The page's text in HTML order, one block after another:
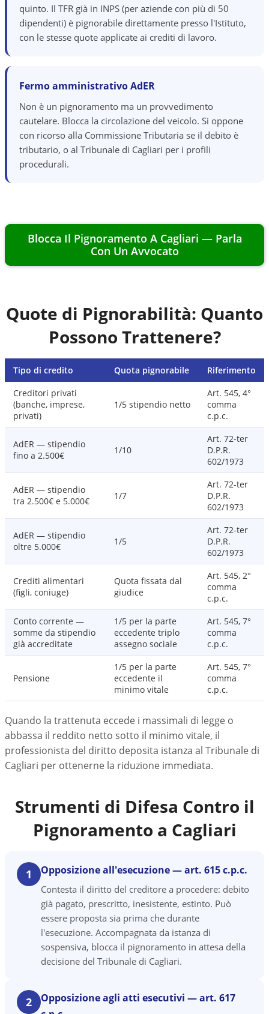
quinto. Il TFR già in INPS (per aziende con più di 50
dipendenti) è pignorabile direttamente presso l'Istituto,
con le stesse quote applicate ai crediti di lavoro.
Fermo amministrativo AdER
Non è un pignoramento ma un provvedimento
cautelare. Blocca la circolazione del veicolo. Si oppone
con ricorso alla Commissione Tributaria se il debito è
tributario, o al Tribunale di Cagliari per i profili
procedurali.
Blocca Il Pignoramento A Cagliari — Parla
Con Un Avvocato
Quote di Pignorabilità: Quanto
Possono Trattenere?
Tipo di credito Quota pignorabile
Riferimento
Creditori privati
(banche, imprese,
privati)
1/5 stipendio netto
Art. 545, 4°
comma
c.p.c.
AdER — stipendio
fino a 2.500€
1/10
Art. 72-ter
D.P.R.
602/1973
AdER — stipendio
tra 2.500€ e 5.000€
1/7
Art. 72-ter
D.P.R.
602/1973
AdER — stipendio
oltre 5.000€
1/5
Art. 72-ter
D.P.R.
602/1973
Crediti alimentari
(figli, coniuge)
Quota fissata dal
giudice
Art. 545, 2°
comma
c.p.c.
Conto corrente —
somme da stipendio
già accreditate
1/5 per la parte
eccedente triplo
assegno sociale
Art. 545, 7°
comma
c.p.c.
Pensione
1/5 per la parte
eccedente il
minimo vitale
Art. 545, 7°
comma
c.p.c.
Quando la trattenuta eccede i massimali di legge o
abbassa il reddito netto sotto il minimo vitale, il
professionista del diritto deposita istanza al Tribunale di
Cagliari per ottenerne la riduzione immediata.
Strumenti di Difesa Contro il
Pignoramento a Cagliari
1 Opposizione all'esecuzione — art. 615 c.p.c.
Contesta il diritto del creditore a procedere: debito
già pagato, prescritto, inesistente, estinto. Può
essere proposta sia prima che durante
l'esecuzione. Accompagnata da istanza di
sospensiva, blocca il pignoramento in attesa della
decisione del Tribunale di Cagliari.
2
Opposizione agli atti esecutivi — art. 617